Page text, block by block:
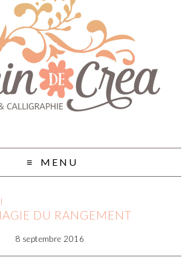
MENU
DU RANGEMENT
8 septembre 2016